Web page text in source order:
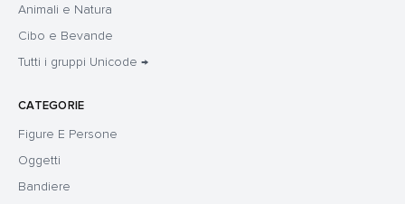
Animali e Natura
Cibo e Bevande
Tutti i gruppi Unicode →
CATEGORIE
Figure E Persone
Oggetti
Bandiere